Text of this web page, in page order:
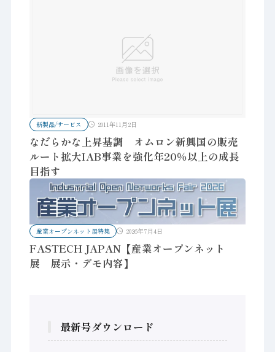
新製品/サービス 2011年11月2日
なだらかな上昇基調 オムロン新興国の販売
ルート拡大IAB事業を強化年20％以上の成長
目指す
産業オープンネット展特集 2026年7月4日
FASTECH JAPAN【産業オープンネット
展 展示・デモ内容】
最新号ダウンロード